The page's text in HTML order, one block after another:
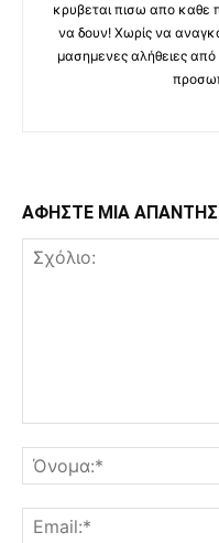
κρυβεται πισω απο καθε
να δουν! Χωρίς να
μασημενες αλήθειες
ΑΦΗΣΤΕ ΜΙΑ